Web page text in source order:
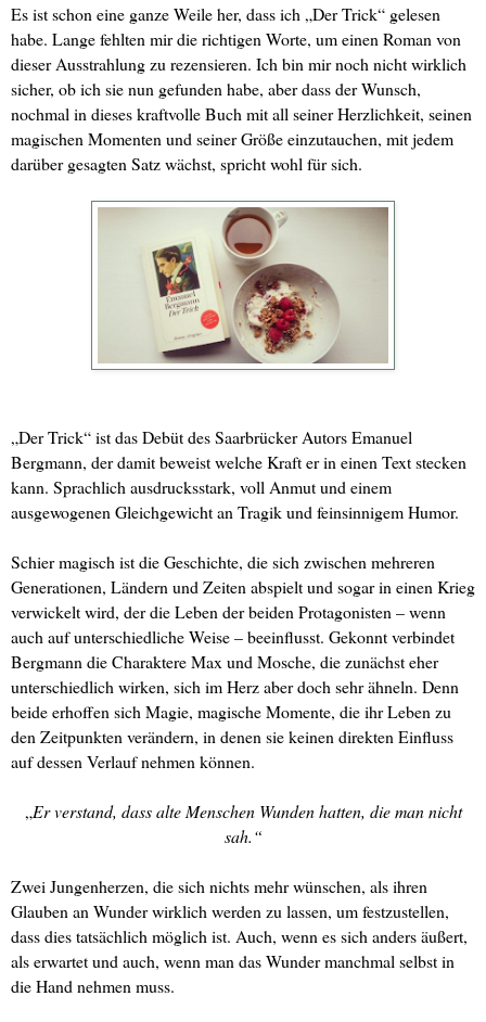
Es ist schon eine ganze Weile her, dass ich „Der Trick“ gelesen
habe. Lange fehlten mir die richtigen Worte, um einen Roman von
dieser Ausstrahlung zu rezensieren. Ich bin mir noch nicht wirklich
sicher, ob ich sie nun gefunden habe, aber dass der Wunsch,
nochmal in dieses kraftvolle Buch mit all seiner Herzlichkeit, seinen
magischen Momenten und seiner Größe einzutauchen, mit jedem
darüber gesagten Satz wächst, spricht wohl für sich.
„Der Trick“ ist das Debüt des Saarbrücker Autors Emanuel
Bergmann, der damit beweist welche Kraft er in einen Text stecken
kann. Sprachlich ausdrucksstark, voll Anmut und einem
ausgewogenen Gleichgewicht an Tragik und feinsinnigem Humor.
Schier magisch ist die Geschichte, die sich zwischen mehreren
Generationen, Ländern und Zeiten abspielt und sogar in einen Krieg
verwickelt wird, der die Leben der beiden Protagonisten – wenn
auch auf unterschiedliche Weise – beeinflusst. Gekonnt verbindet
Bergmann die Charaktere Max und Mosche, die zunächst eher
unterschiedlich wirken, sich im Herz aber doch sehr ähneln. Denn
beide erhoffen sich Magie, magische Momente, die ihr Leben zu
den Zeitpunkten verändern, in denen sie keinen direkten Einfluss
auf dessen Verlauf nehmen können.
„Er verstand, dass alte Menschen Wunden hatten, die man nicht
sah.“
Zwei Jungenherzen, die sich nichts mehr wünschen, als ihren
Glauben an Wunder wirklich werden zu lassen, um festzustellen,
dass dies tatsächlich möglich ist. Auch, wenn es sich anders äußert,
als erwartet und auch, wenn man das Wunder manchmal selbst in
die Hand nehmen muss.